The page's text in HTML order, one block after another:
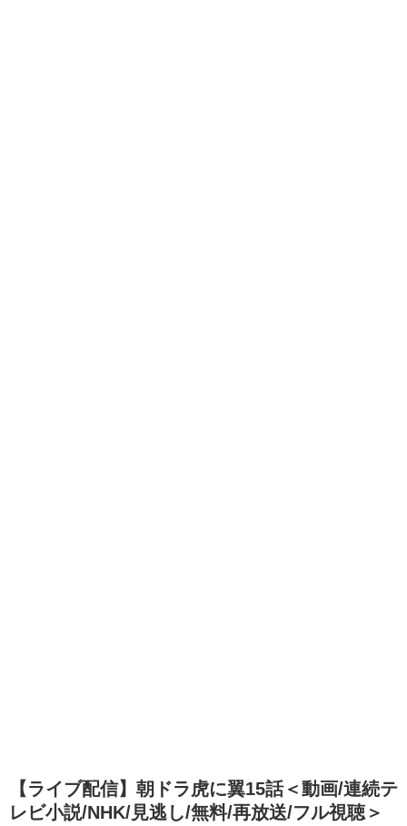
【ライブ配信】朝ドラ虎に翼15話＜動画/連続テ
レビ小説/NHK/見逃し/無料/再放送/フル視聴＞